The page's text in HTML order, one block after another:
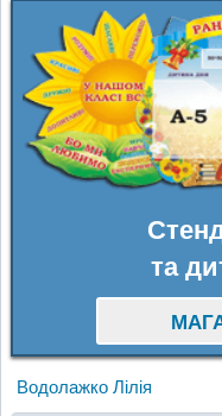
та
Водолажко Лілія